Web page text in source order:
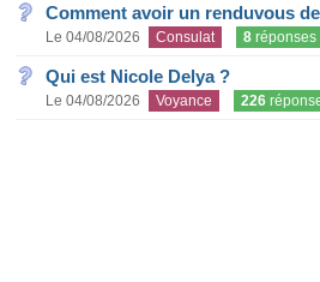
Comment avoir un renduvous
Le 04/08/2026 Consulat 8 réponses
Qui est Nicole Delya ?
Le 04/08/2026 Voyance 226